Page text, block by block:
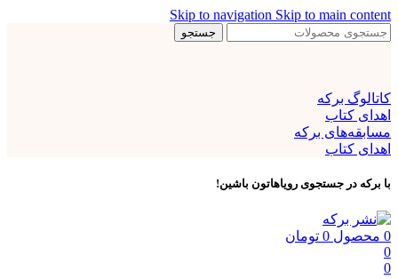
Skip to navigation Skip to main content
جستجو
کاتالوگ برکه
اهدای کتاب
مسابقه‌های برکه
اهدای کتاب
با برکه در جستجوی رویاهاتون باشین!
0 محصول 0 تومان
0
0